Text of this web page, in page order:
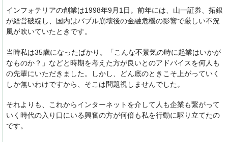
インフォテリアの創業は1998年9月1日。前年には、 山一証券、拓銀
が経営破綻し、 国内はバブル崩壊後の金融危機の影響で厳しい不況
風が吹いていたときです。
当時私は35歳になったばかり。「こんな不景気の時に起業はいかが
なものか？」などと時期を考えた方が良いとのアドバイスを何人も
の先輩にいただきました。しかし、どん底のときこそ上がっていく
しか無いわけですから、 そこは問題視しませんでした。
それよりも、 これからインターネットを介して人も企業も繋がって
いく時代の入 り口にいる興奮の方が何倍も私を行動に駆り立てたの
です。